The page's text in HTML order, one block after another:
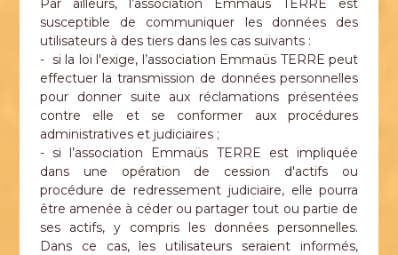
Par ailleurs, l’association Emmaüs TERRE est
susceptible de communiquer les données des
utilisateurs à des tiers dans les cas suivants :
- si la loi l'exige, l’association Emmaüs TERRE peut
effectuer la transmission de données personnelles
pour donner suite aux réclamations présentées
contre elle et se conformer aux procédures
administratives et judiciaires ;
- si l’association Emmaüs TERRE est impliquée
dans une opération de cession d'actifs ou
procédure de redressement judiciaire, elle pourra
être amenée à céder ou partager tout ou partie de
ses actifs, y compris les données personnelles.
Dans ce cas, les utilisateurs seraient informés,